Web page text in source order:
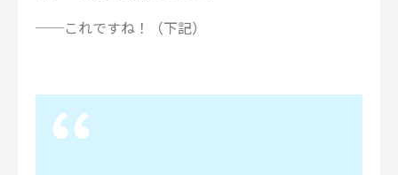
──これですね！（下記）